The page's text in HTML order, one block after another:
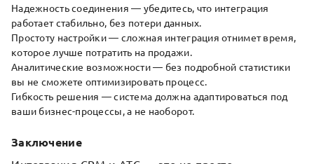
Надежность соединения — убедитесь, что интеграция
работает стабильно, без потери данных.
Простоту настройки — сложная интеграция отнимет время,
которое лучше потратить на продажи.
Аналитические возможности — без подробной статистики
вы не сможете оптимизировать процесс.
Гибкость решения — система должна адаптироваться под
ваши бизнес-процессы, а не наоборот.
Заключение